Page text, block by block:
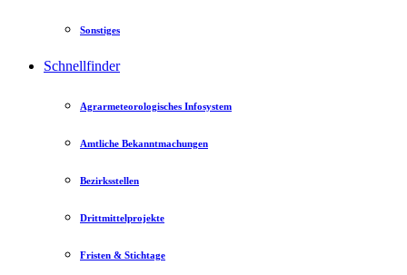
Sonstiges
Schnellfinder
Agrarmeteorologisches Infosystem
Amtliche Bekanntmachungen
Bezirksstellen
Drittmittelprojekte
Fristen & Stichtage